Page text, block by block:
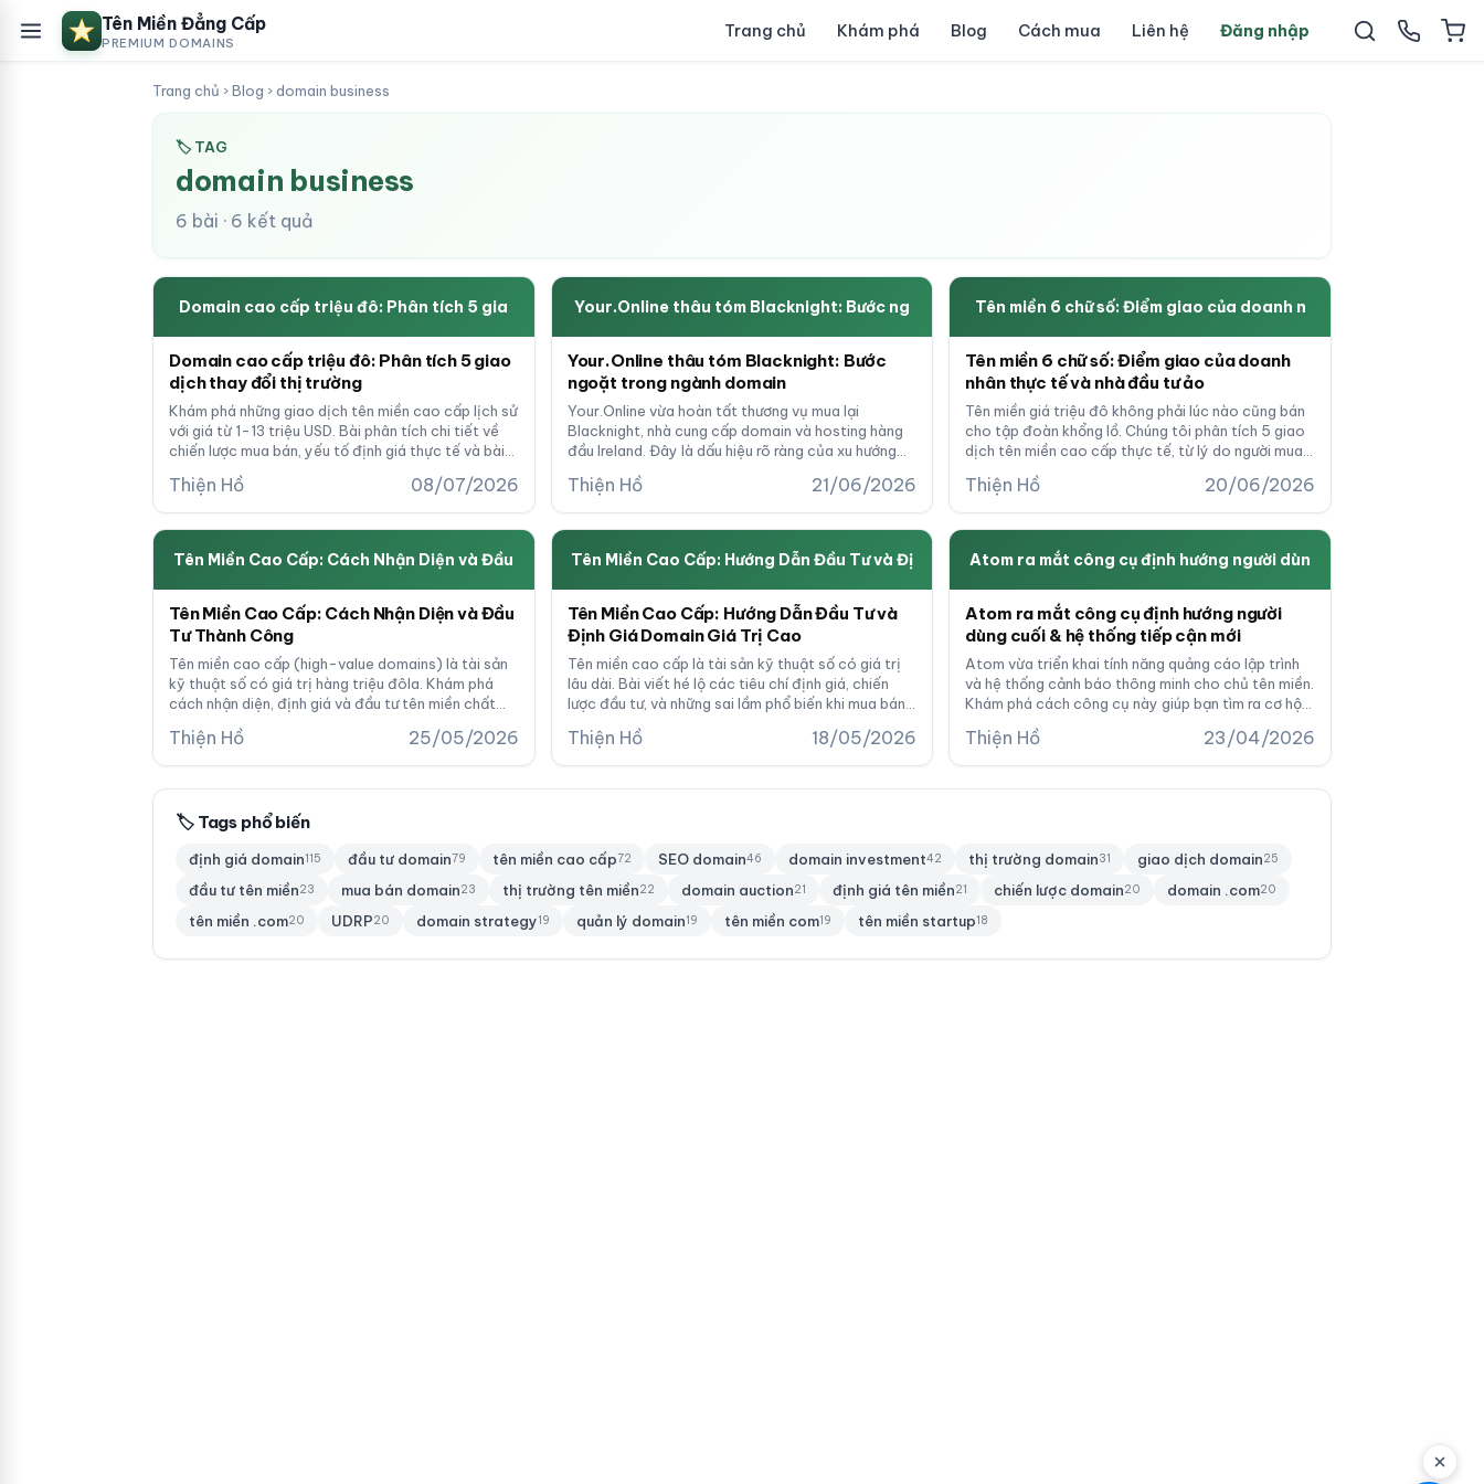
Tên Miền Đẳng Cấp
PREMIUM DOMAINS
Trang chủ Khám phá Blog Cách mua Liên hệ Đăng nhập
Trang chủ ›Blog ›domain business
🏷 TAG
domain business
6 bài · 6 kết quả
Domain cao cấp triệu đô: Phân tích 5 gia
Domain cao cấp triệu đô: Phân tích 5 giao
dịch thay đổi thị trường
Khám phá những giao dịch tên miền cao cấp lịch sử
với giá từ 1-13 triệu USD. Bài phân tích chi tiết về
chiến lược mua bán, yếu tố định giá thực tế và bài
Thiện Hồ 08/07/2026
Your.Online thâu tóm Blacknight: Bước ng
Your.Online thâu tóm Blacknight: Bước
ngoặt trong ngành domain
Your.Online vừa hoàn tất thương vụ mua lại
Blacknight, nhà cung cấp domain và hosting hàng
đầu Ireland. Đây là dấu hiệu rõ ràng của xu hướng
cầu.
Thiện Hồ 21/06/2026
Tên miền 6 chữ số: Điểm giao của doanh n
Tên miền 6 chữ số: Điểm giao của doanh
nhân thực tế và nhà đầu tư ảo
Tên miền giá triệu đô không phải lúc nào cũng bán
cho tập đoàn khổng lồ. Chúng tôi phân tích 5 giao
dịch tên miền cao cấp thực tế, từ lý do người mua
được sau 2-3 năm hoạt động.
Thiện Hồ 20/06/2026
Tên Miền Cao Cấp: Cách Nhận Diện và Đầu
Tên Miền Cao Cấp: Cách Nhận Diện và Đầu
Tư Thành Công
Tên miền cao cấp (high-value domains) là tài sản
kỹ thuật số có giá trị hàng triệu đôla. Khám phá
cách nhận diện, định giá và đầu tư tên miền chất
Thiện Hồ 25/05/2026
Tên Miền Cao Cấp: Hướng Dẫn Đầu Tư và Đị
Tên Miền Cao Cấp: Hướng Dẫn Đầu Tư và
Định Giá Domain Giá Trị Cao
Tên miền cao cấp là tài sản kỹ thuật số có giá trị
lâu dài. Bài viết hé lộ các tiêu chí định giá, chiến
lược đầu tư, và những sai lầm phổ biến khi mua bán
Thiện Hồ 18/05/2026
Atom ra mắt công cụ định hướng người dùn
Atom ra mắt công cụ định hướng người
dùng cuối & hệ thống tiếp cận mới
Atom vừa triển khai tính năng quảng cáo lập trình
và hệ thống cảnh báo thông minh cho chủ tên miền.
Khám phá cách công cụ này giúp bạn tìm ra cơ hội
tiềm năng.
Thiện Hồ 23/04/2026
🏷 Tags phổ biến
định giá domain115 đầu tư domain79 tên miền cao cấp72 SEO domain46 domain investment42 thị trường domain31 giao dịch domain25
đầu tư tên miền23 mua bán domain23 thị trường tên miền22 domain auction21 định giá tên miền21 chiến lược domain20 domain .com20
tên miền .com20 UDRP20 domain strategy19 quản lý domain19 tên miền com19 tên miền startup18